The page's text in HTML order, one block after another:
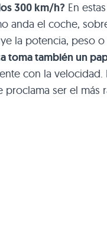
300 km/h? En
anda el coche,
la potencia, peso
toma también un
con la
proclama ser el